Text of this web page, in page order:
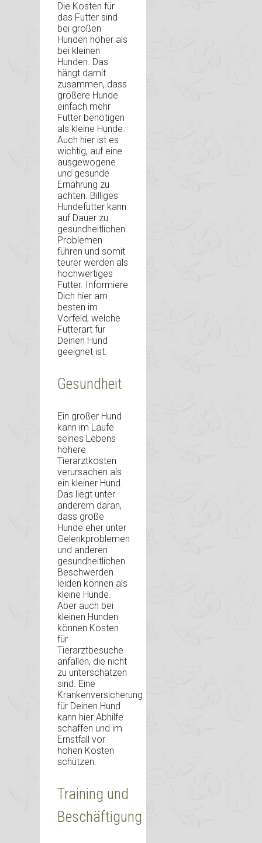
Die Kosten für
das Futter sind
bei großen
Hunden höher als
bei kleinen
Hunden. Das
hängt damit
zusammen, dass
größere Hunde
einfach mehr
Futter benötigen
als kleine Hunde.
Auch hier ist es
wichtig, auf eine
ausgewogene
und gesunde
Ernährung zu
achten. Billiges
Hundefutter kann
auf Dauer zu
gesundheitlichen
Problemen
führen und somit
teurer werden als
hochwertiges
Futter. Informiere
Dich hier am
besten im
Vorfeld, welche
Futterart für
Deinen Hund
geeignet ist.
Gesundheit
Ein großer Hund
kann im Laufe
seines Lebens
höhere
Tierarztkosten
verursachen als
ein kleiner Hund.
Das liegt unter
anderem daran,
dass große
Hunde eher unter
Gelenkproblemen
und anderen
gesundheitlichen
Beschwerden
leiden können als
kleine Hunde.
Aber auch bei
kleinen Hunden
können Kosten
für
Tierarztbesuche
anfallen, die nicht
zu unterschätzen
sind. Eine
Krankenversicherung
für Deinen Hund
kann hier Abhilfe
schaffen und im
Ernstfall vor
hohen Kosten
schützen.
Training und
Beschäftigung